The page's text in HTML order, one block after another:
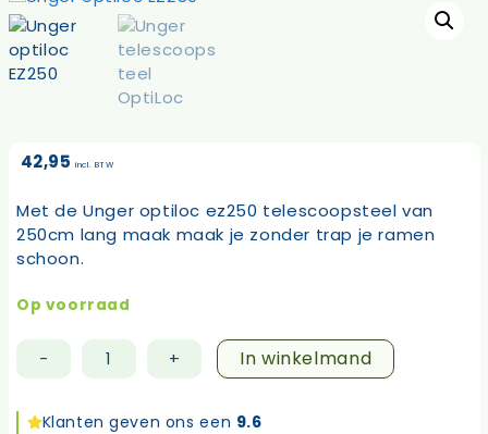
42,95 incl. BTW
Met de Unger optiloc ez250 telescoopsteel van
250cm lang maak maak je zonder trap je ramen
schoon.
Op voorraad
-
Unger
EZ250
+ In winkelmand
Klanten geven ons een 9.6